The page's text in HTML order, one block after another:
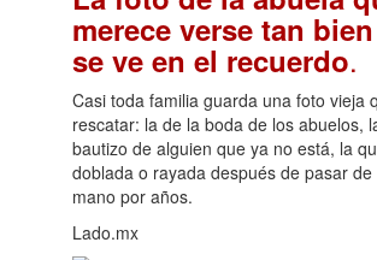
merece verse tan
se ve en el recuerdo.
Casi toda familia guarda una foto vieja
rescatar: la de la boda de los abuelos,
bautizo de alguien que ya no está, la
doblada o rayada después de pasar de
mano por años.
Lado.mx